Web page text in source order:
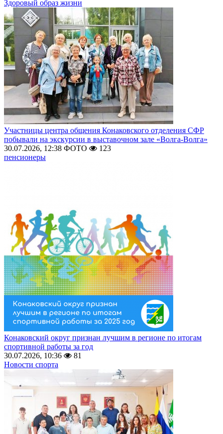
Здоровый образ жизни
Участницы центра общения Конаковского отделения СФР
побывали на экскурсии в выставочном зале «Волга-Волга»
30.07.2026, 12:38 ФОТО
123
пенсионеры
Конаковский округ признан лучшим в регионе по итогам
спортивной работы за год
30.07.2026, 10:36
81
Новости спорта